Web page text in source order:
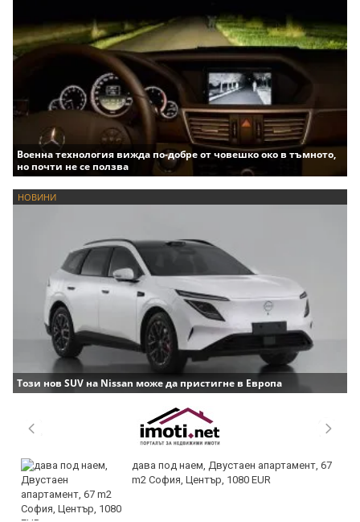
Военна технология вижда по-добре от човешко око в тъмното,
но почти не се ползва
НОВИНИ
Този нов SUV на Nissan може да пристигне в Европа
дава под наем, Двустаен апартамент, 67
m2 София, Център, 1080 EUR